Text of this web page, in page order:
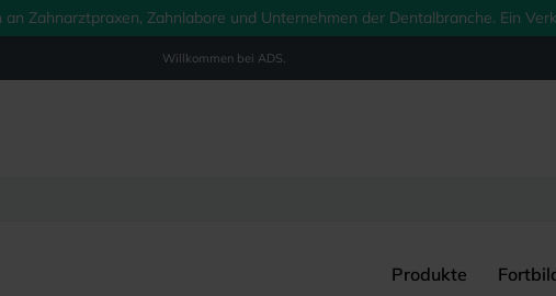
Zahnarztpraxen, Zahnlabore und Unternehmen der Dentalbranche. Ein
Willkommen bei ADS.
Produkte